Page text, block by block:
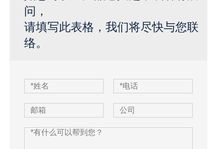
问，
请填写此表格，我们将尽快与您联
络。